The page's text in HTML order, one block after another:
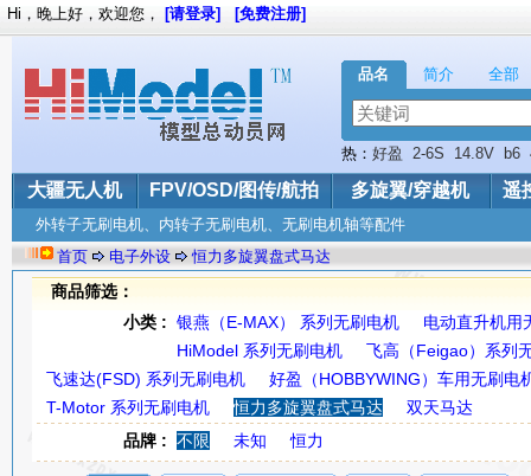
品名 简介 全部
热： 好盈 2-6S 14.8V b6
大疆无人机 FPV/OSD/图传/航拍 多旋翼/穿越机 遥
Hi，晚上好，欢迎您， [请登录] [免费注册]
外转子无刷电机、内转子无刷电机、无刷电机轴等配件
首页
电子外设 恒力多旋翼盘式马达
商品筛选：
小类 : 银燕（E-MAX） 系列无刷电机
电动直升机用
HiModel 系列无刷电机
飞高（Feigao）系列
飞速达(FSD) 系列无刷电机
好盈（HOBBYWING）车用无刷电
T-Motor 系列无刷电机
恒力多旋翼盘式马达
双天马达
品牌 : 不限 未知 恒力